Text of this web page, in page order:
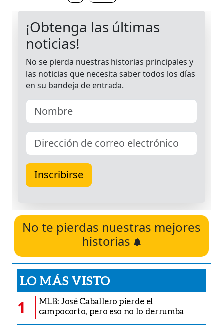
No te pierdas nuestras mejores
historias
LO MÁS VISTO
1
MLB: José Caballero pierde el
campocorto, pero eso no lo derrumba